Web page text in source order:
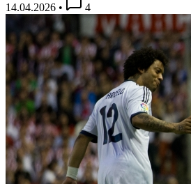
14.04.2026 • 4